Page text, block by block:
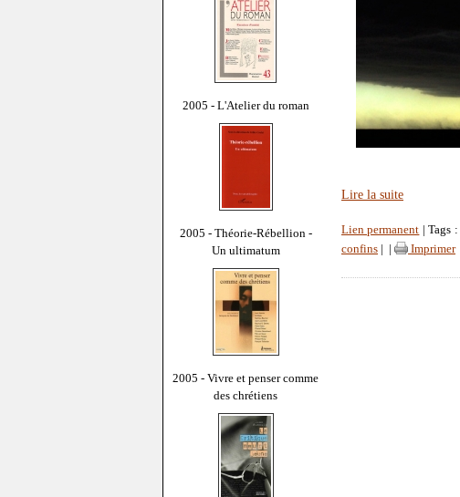
2005 - L'Atelier du roman
2005 - Théorie-Rébellion -
Un ultimatum
2005 - Vivre et penser comme
des chrétiens
Lire la suite
Lien permanent | Tags :
confins
Imprimer